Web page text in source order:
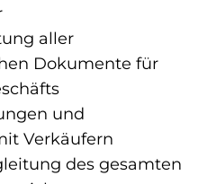
aller
Dokumente für
und
Verkäufern
des gesamten